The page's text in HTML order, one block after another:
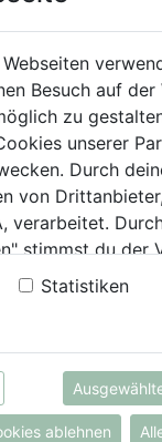
Uhr
Besuch auf der
zu
unserer
Durch
von
verarbeitet.
stimmst du der
"Details
welche Cookies
findest du
bzw. im
Statistiken
ablehnen